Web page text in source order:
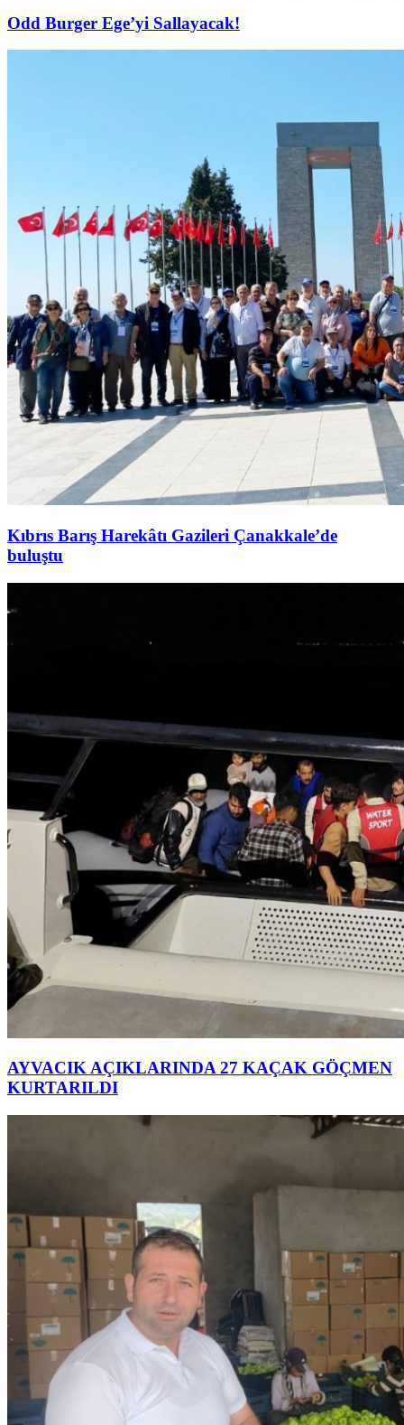
Odd Burger Ege’yi Sallayacak!
Kıbrıs Barış Harekâtı Gazileri Çanakkale’de
buluştu
AYVACIK AÇIKLARINDA 27 KAÇAK GÖÇMEN
KURTARILDI